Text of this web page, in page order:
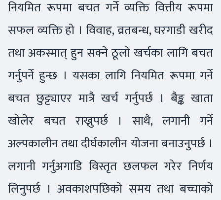
नियमित रूपमा बचत गर्ने व्यक्ति वित्तीय रूपमा
सफल व्यक्ति हो । विवाह, व्रतबन्ध, घरगाडी खरीद
तथा अकस्मात् हुन सक्ने ठूलो खर्चका लागि बचत
गर्नुपर्ने हुन्छ । यसका लागि नियमित रूपमा गर्ने
बचत छुट्ट्याएर मात्रै खर्च गर्नुपर्छ । बैङ्क खाता
खोलेर बचत राख्नुपर्छ । साथै, लगानी गर्ने
अल्पकालीन तथा दीर्घकालीन योजना बनाउनुपर्छ ।
लगानी गर्नुअगाडि विस्तृत छलफल गरेर निर्णय
लिनुपर्छ । अवकाशपछिको समय तथा बच्चाको